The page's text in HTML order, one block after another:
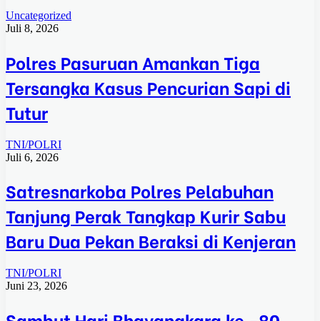
Uncategorized
Juli 8, 2026
Polres Pasuruan Amankan Tiga
Tersangka Kasus Pencurian Sapi di
Tutur
TNI/POLRI
Juli 6, 2026
Satresnarkoba Polres Pelabuhan
Tanjung Perak Tangkap Kurir Sabu
Baru Dua Pekan Beraksi di Kenjeran
TNI/POLRI
Juni 23, 2026